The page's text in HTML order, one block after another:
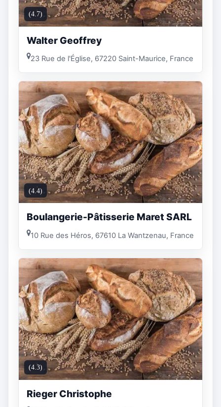
(4.7)
Walter Geoffrey
23 Rue de l'Église, 67220 Saint-Maurice, France
(4.4)
Boulangerie-Pâtisserie Maret SARL
10 Rue des Héros, 67610 La Wantzenau, France
(4.3)
Rieger Christophe